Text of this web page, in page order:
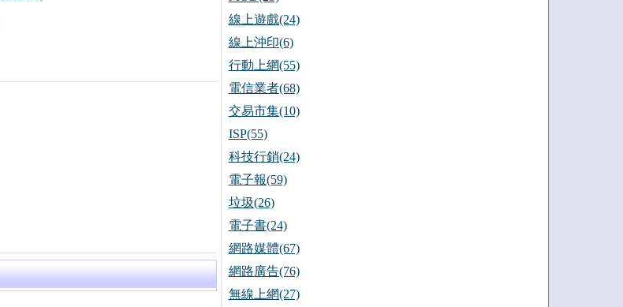
線上遊戲(24)
線上沖印(6)
行動上網(55)
電信業者(68)
交易市集(10)
ISP(55)
科技行銷(24)
電子報(59)
垃圾(26)
電子書(24)
網路媒體(67)
網路廣告(76)
無線上網(27)